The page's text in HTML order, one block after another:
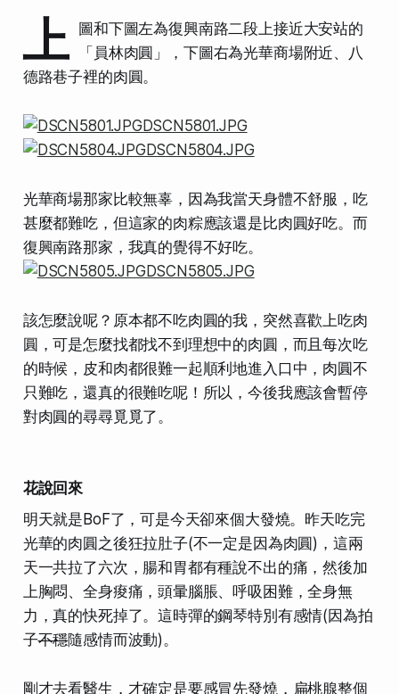
上 圖和下圖左為復興南路二段上接近大安站的
「員林肉圓」，下圖右為光華商場附近、八
德路巷子裡的肉圓。
光華商場那家比較無辜，因為我當天身體不舒服，吃
甚麼都難吃，但這家的肉粽應該還是比肉圓好吃。而
復興南路那家，我真的覺得不好吃。
該怎麼說呢？原本都不吃肉圓的我，突然喜歡上吃肉
圓，可是怎麼找都找不到理想中的肉圓，而且每次吃
的時候，皮和肉都很難一起順利地進入口中，肉圓不
只難吃，還真的很難吃呢！所以，今後我應該會暫停
對肉圓的尋尋覓覓了 。
花說回來
明天就是BoF了，可是今天卻來個大發燒。昨天吃完
光華的肉圓之後狂拉肚子(不一定是因為肉圓)，這兩
天一共拉了六次，腸和胃都有種說不出的痛，然後加
上胸悶、全身痠痛，頭暈腦脹、呼吸困難，全身無
力，真的快死掉了。這時彈的鋼琴特別有感情(因為拍
子不穩隨感情而波動)。
剛才去看醫生，才確定是要感冒先發燒，扁桃腺整個